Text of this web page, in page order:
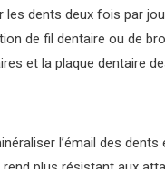
dents deux fois par
de fil dentaire ou de
et la plaque dentaire
l’émail des